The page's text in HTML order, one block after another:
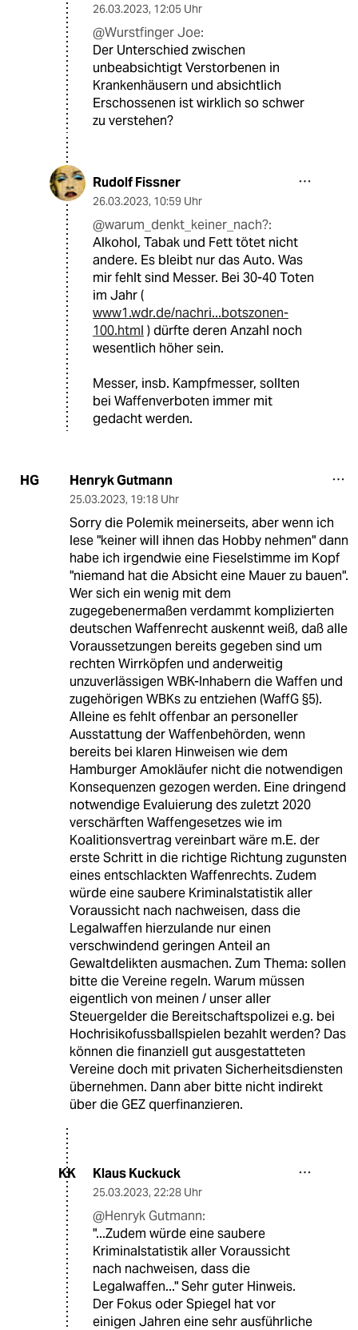
26.03.2023, 12:05 Uhr
@Wurstfinger Joe:
Der Unterschied zwischen
unbeabsichtigt Verstorbenen in
Krankenhäusern und absichtlich
Erschossenen ist wirklich so schwer
zu verstehen?
Rudolf Fissner
26.03.2023, 10:59 Uhr
@warum_denkt_keiner_nach?:
Alkohol, Tabak und Fett tötet nicht
andere. Es bleibt nur das Auto. Was
mir fehlt sind Messer. Bei 30-40 Toten
im Jahr (
www1.wdr.de/nachri...botszonen-
100.html ) dürfte deren Anzahl noch
wesentlich höher sein.
Messer, insb. Kampfmesser, sollten
bei Waffenverboten immer mit
gedacht werden.
HG Henryk Gutmann
25.03.2023, 19:18 Uhr
Sorry die Polemik meinerseits, aber wenn ich
lese "keiner will ihnen das Hobby nehmen" dann
habe ich irgendwie eine Fieselstimme im Kopf
"niemand hat die Absicht eine Mauer zu bauen".
Wer sich ein wenig mit dem
zugegebenermaßen verdammt komplizierten
deutschen Waffenrecht auskennt weiß, daß alle
Voraussetzungen bereits gegeben sind um
rechten Wirrköpfen und anderweitig
unzuverlässigen WBK-Inhabern die Waffen und
zugehörigen WBKs zu entziehen (WaffG §5).
Alleine es fehlt offenbar an personeller
Ausstattung der Waffenbehörden, wenn
bereits bei klaren Hinweisen wie dem
Hamburger Amokläufer nicht die notwendigen
Konsequenzen gezogen werden. Eine dringend
notwendige Evaluierung des zuletzt 2020
verschärften Waffengesetzes wie im
Koalitionsvertrag vereinbart wäre m.E. der
erste Schritt in die richtige Richtung zugunsten
eines entschlackten Waffenrechts. Zudem
würde eine saubere Kriminalstatistik aller
Voraussicht nach nachweisen, dass die
Legalwaffen hierzulande nur einen
verschwindend geringen Anteil an
Gewaltdelikten ausmachen. Zum Thema: sollen
bitte die Vereine regeln. Warum müssen
eigentlich von meinen / unser aller
Steuergelder die Bereitschaftspolizei e.g. bei
Hochrisikofussballspielen bezahlt werden? Das
können die finanziell gut ausgestatteten
Vereine doch mit privaten Sicherheitsdiensten
übernehmen. Dann aber bitte nicht indirekt
über die GEZ querfinanzieren.
KK Klaus Kuckuck
25.03.2023, 22:28 Uhr
@Henryk Gutmann:
"...Zudem würde eine saubere
Kriminalstatistik aller Voraussicht
nach nachweisen, dass die
Legalwaffen..." Sehr guter Hinweis.
Der Fokus oder Spiegel hat vor
einigen Jahren eine sehr ausführliche